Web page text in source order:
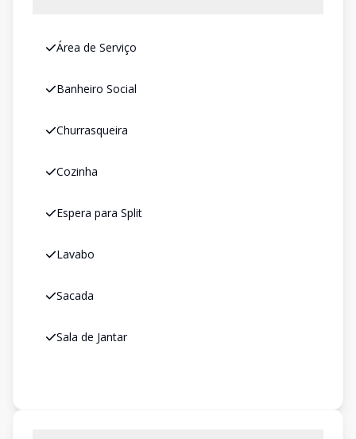
Área de Serviço
Banheiro Social
Churrasqueira
Cozinha
Espera para Split
Lavabo
Sacada
Sala de Jantar